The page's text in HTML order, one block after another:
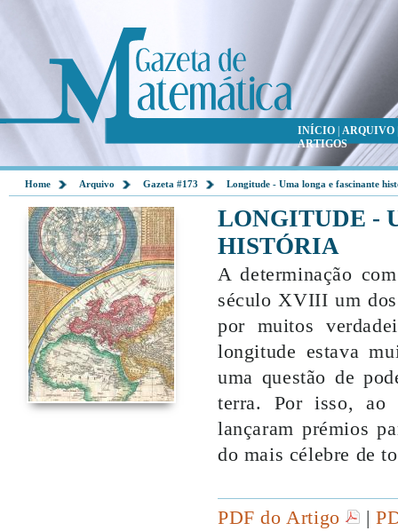
INÍCIO ARQUIVO
ARTIGOS
Home Arquivo Gazeta #173 Longitude - Uma longa e fascinante
LONGITUDE -
HISTÓRIA
A determinação
século XVIII um
por muitos
longitude estava
uma questão de
terra. Por isso, ao
lançaram prémios
do mais célebre de
PDF do Artigo |